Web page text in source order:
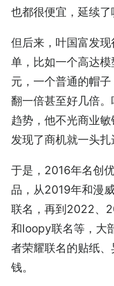
也都很便宜，延续了
但后来，叶国富发
单，比如一个高达
元，一个普通的帽
翻一倍甚至好几倍
趋势，他不光商业
发现了商机就一头扎
于是，2016年名创
品，从2019年和漫
联名，再到2022、
和loopy联名等，大
者荣耀联名的贴纸
钱。